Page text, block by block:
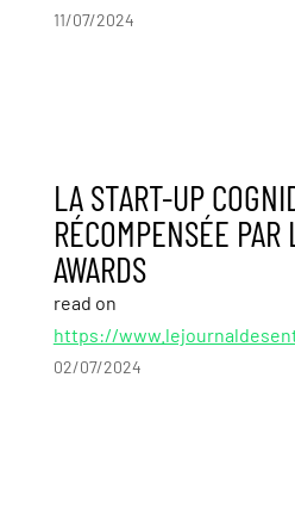
11/07/2024
LA START-UP
RÉCOMPENSÉE PAR
AWARDS
read on
https://
02/07/2024